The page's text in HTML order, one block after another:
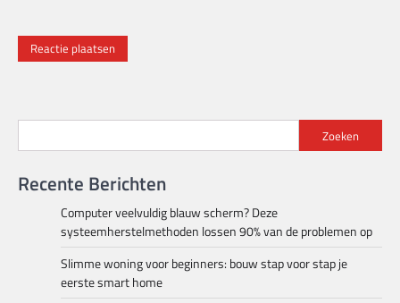
Zoeken
Recente Berichten
Computer veelvuldig blauw scherm? Deze
systeemherstelmethoden lossen 90% van de problemen op
Slimme woning voor beginners: bouw stap voor stap je
eerste smart home